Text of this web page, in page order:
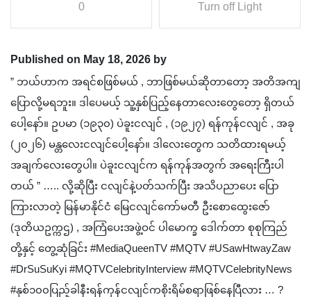
0 Turn off Light
Published on May 18, 2026 by
” ဘယ်ဟာက အရင်စဖြစ်မယ် , ဘာဖြစ်မယ်ဆိုတာတော့ အတိအကျ
ပြောလို့မရဘူး။ ဒါပေမယ့် သူ့နှစ်ပြည့်နေတာလေးတွေတော့ ရှိတယ်
ပေါ့နော်။ ဥပမာ (၁၉၃၀) ပဲခူးငလျင် , (၁၉၂၇) ရန်ကုန်ငလျင် , အခု
(၂၀၂၆) မန္တလေးငလျင်ပေါ့နော်။ ဒါလေးတွေက သတိထားရမယ့်
အချက်လေးတွေပါ။ ပဲခူးငလျင်က ရန်ကုန်အတွက် အရေးကြီးပါ
တယ် ” ….. လို့ဆိုပြီး ငလျင်နဲ့ပတ်သက်ပြီး အသိပညာပေး ပြော
ကြားလာတဲ့ မြန်မာနိုင်ငံ မြေငလျင်ကော်မတီ ဦးစောထွေးဇော်
(ဒုတိယဥက္ကဌ) , အကြံပေးအဖွဲ့ဝင် ပါမောက္ခ ဒေါက်တာ စုစုကြည်
တို့နှင့် တွေ့ဆုံခြင်း #MediaQueenTV #MQTV #USawHtwayZaw
#DrSuSuKyi #MQTVCelebrityInterview #MQTVCelebrityNews
#နှစ်၁၀၀ပြည့်ခါနီးရန်ကုန်ငလျင်ကစိုးရိမ်စရာဖြစ်နေပြီလား … ?